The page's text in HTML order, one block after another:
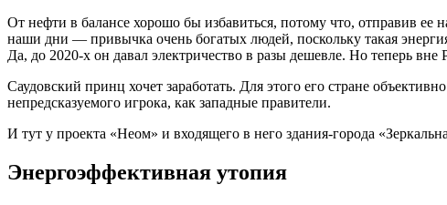
От нефти в балансе хорошо бы избавиться, потому что, отправив
наши дни — привычка очень богатых людей, поскольку такая
Да, до 2020-х он давал электричество в разы дешевле. Но теперь
Саудовский принц хочет заработать. Для этого его стране
непредсказуемого игрока, как западные правители.
И тут у проекта «Неом» и входящего в него здания-города
Энергоэффективная утопия